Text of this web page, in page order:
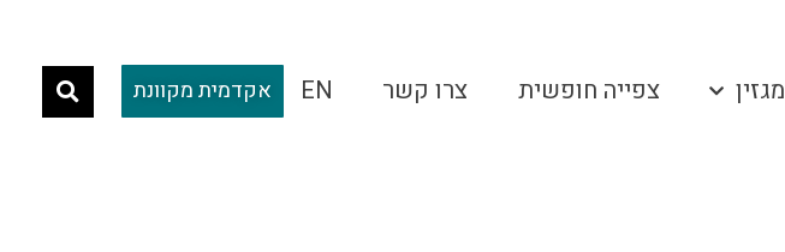
מגזין צפייה חופשית צרו קשר EN אקדמית מקוונת